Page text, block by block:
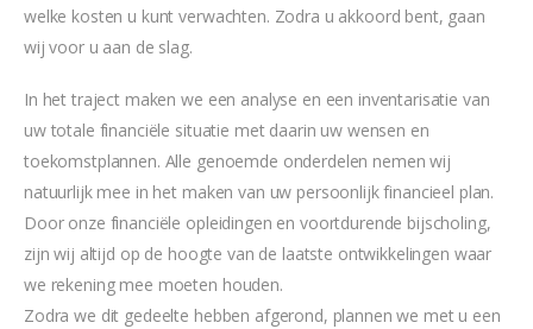
welke kosten u kunt verwachten. Zodra u akkoord bent, gaan
wij voor u aan de slag.
In het traject maken we een analyse en een inventarisatie van
uw totale financiële situatie met daarin uw wensen en
toekomstplannen. Alle genoemde onderdelen nemen wij
natuurlijk mee in het maken van uw persoonlijk financieel plan.
Door onze financiële opleidingen en voortdurende bijscholing,
zijn wij altijd op de hoogte van de laatste ontwikkelingen waar
we rekening mee moeten houden.
Zodra we dit gedeelte hebben afgerond, plannen we met u een